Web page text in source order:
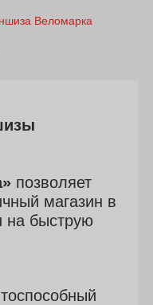
Веломарка
позволяет
магазин в
на быструю